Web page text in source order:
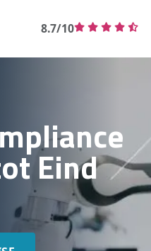
8.7/10
Eind